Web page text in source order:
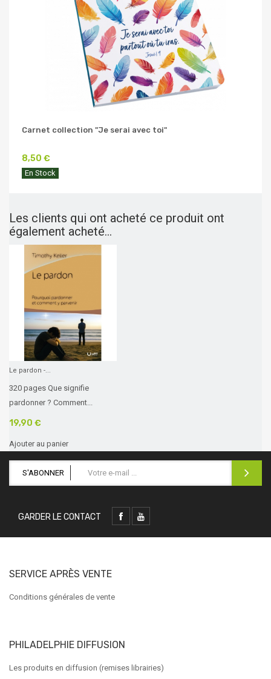
Carnet collection "Je serai avec toi"
8,50 €
En Stock
Les clients qui ont acheté ce produit ont
également acheté...
Le pardon -...
320 pages Que signifie
pardonner ? Comment...
19,90 €
Ajouter au panier
S'ABONNER
GARDER LE CONTACT
SERVICE APRÈS VENTE
Conditions générales de vente
PHILADELPHIE DIFFUSION
Les produits en diffusion (remises librairies)